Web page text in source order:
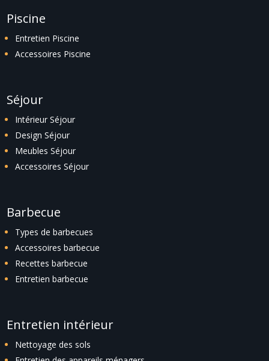
Piscine
Entretien Piscine
Accessoires Piscine
Séjour
Intérieur Séjour
Design Séjour
Meubles Séjour
Accessoires Séjour
Barbecue
Types de barbecues
Accessoires barbecue
Recettes barbecue
Entretien barbecue
Entretien intérieur
Nettoyage des sols